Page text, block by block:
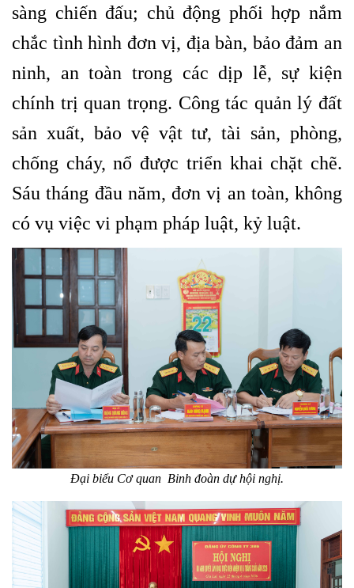
sàng chiến đấu; chủ động phối hợp nắm
chắc tình hình đơn vị, địa bàn, bảo đảm an
ninh, an toàn trong các dịp lễ, sự kiện
chính trị quan trọng. Công tác quản lý đất
sản xuất, bảo vệ vật tư, tài sản, phòng,
chống cháy, nổ được triển khai chặt chẽ.
Sáu tháng đầu năm, đơn vị an toàn, không
có vụ việc vi phạm pháp luật, kỷ luật.
Đại biểu Cơ quan Binh đoàn dự hội nghị.